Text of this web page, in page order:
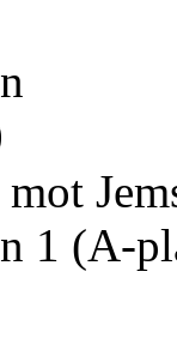
1 (A-